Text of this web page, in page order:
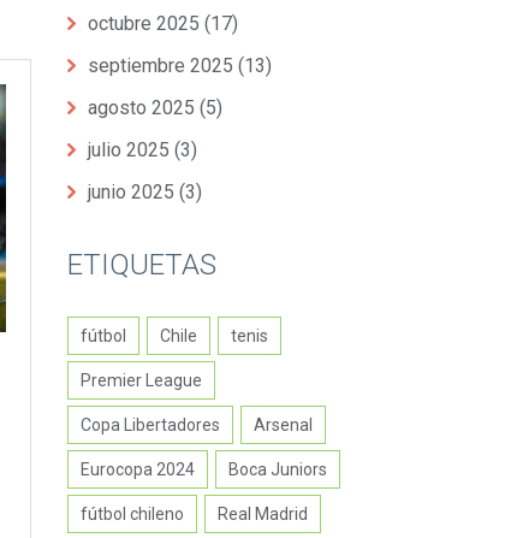
octubre 2025 (17)
septiembre 2025 (13)
agosto 2025 (5)
julio 2025 (3)
junio 2025 (3)
ETIQUETAS
fútbol Chile tenis
Premier League
Copa Libertadores Arsenal
Eurocopa 2024 Boca Juniors
fútbol chileno Real Madrid